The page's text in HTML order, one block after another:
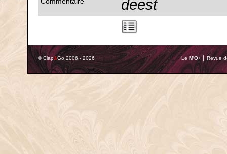
deest
© Clap&Go 2006 - 2026 Le M'O+ ⎢ Revue